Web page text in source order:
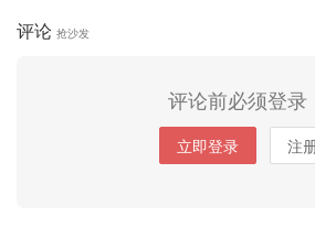
评论 抢沙发
评论前必须登录
立即登录 注